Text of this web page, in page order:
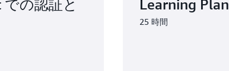
の認証と
Learning Plan
25 時間